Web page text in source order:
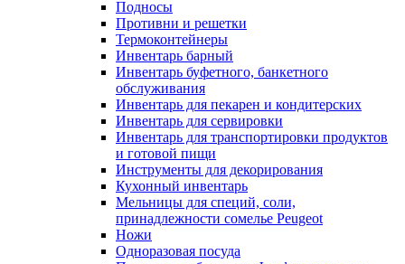
Подносы
Противни и решетки
Термоконтейнеры
Инвентарь барный
Инвентарь буфетного, банкетного
обслуживания
Инвентарь для пекарен и кондитерских
Инвентарь для сервировки
Инвентарь для транспортировки продуктов
и готовой пищи
Инструменты для декорирования
Кухонный инвентарь
Мельницы для специй, соли,
принадлежности сомелье Peugeot
Ножи
Одноразовая посуда